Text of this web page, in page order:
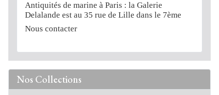
Nos Collections
Antiquités de marine à Paris : la Galerie
Delalande est au 35 rue de Lille dans le 7ème
Nous contacter